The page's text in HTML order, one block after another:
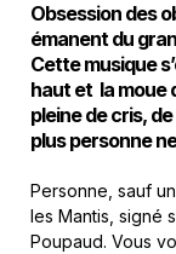
Obsession des
émanent du
Cette musique
haut et la moue
pleine de cris,
plus personne
Personne, sauf
les Mantis, signé
Poupaud. Vous